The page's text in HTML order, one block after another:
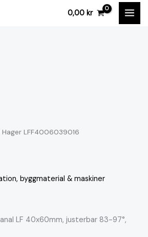
0,00 kr
Hager LFF4006039016
byggmaterial & maskiner
LF 40x60mm, justerbar 83-97°,